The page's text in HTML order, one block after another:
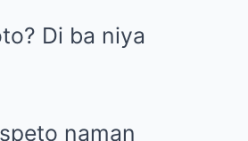
Di ba niya
naman